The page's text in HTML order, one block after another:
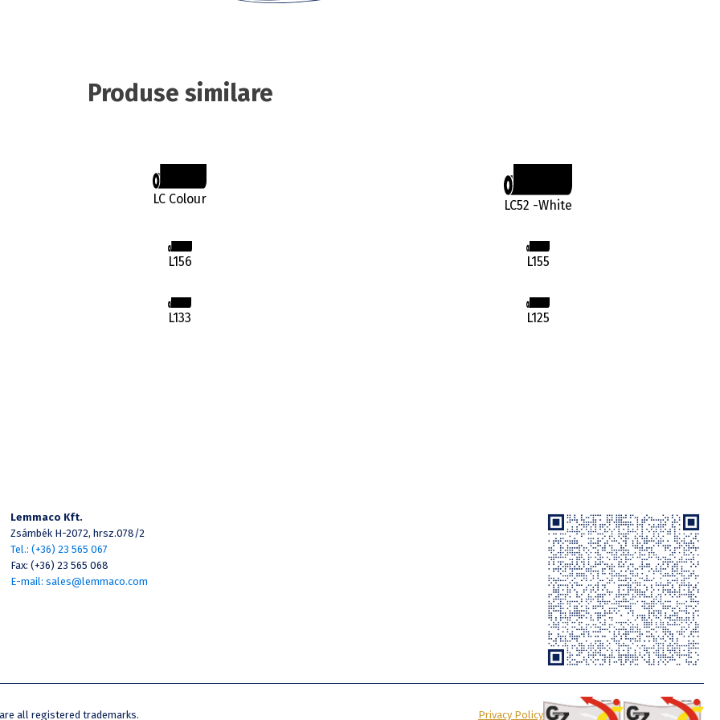
Produse similare
LC Colour
LC52 -White
L156 L155
L133 L125
Lemmaco Kft.
Zsámbék H-2072, hrsz.078/2
Tel.: (+36) 23 565 067
Fax: (+36) 23 565 068
E-mail: sales@lemmaco.com
all registered trademarks. Privacy Policy